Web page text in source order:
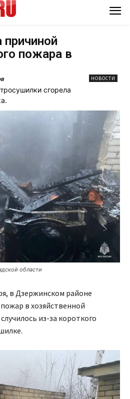
пожара в
НОВОСТИ
сгорела
области
в Дзержинском районе
в хозяйственной
из-за короткого